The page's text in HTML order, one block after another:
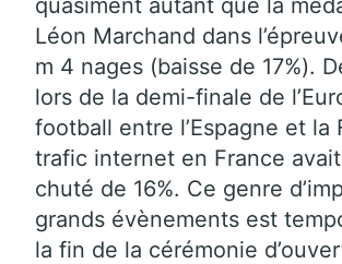
quasiment autant que la
Léon Marchand dans
m 4 nages (baisse de 17%).
lors de la demi-finale de
football entre l’Espagne et la
trafic internet en France
chuté de 16%. Ce genre
grands évènements est
la fin de la cérémonie